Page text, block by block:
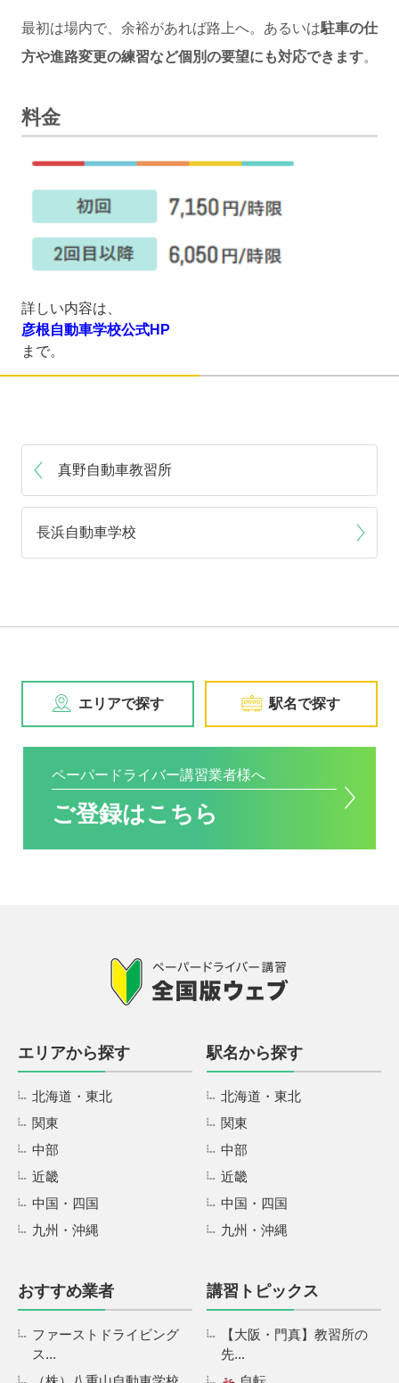
最初は場内で、余裕があれば路上へ。あるいは駐車の仕
方や進路変更の練習など個別の要望にも対応できます。
料金
詳しい内容は、
彦根自動車学校公式HP
まで。
真野自動車教習所
長浜自動車学校
エリアで探す 駅名で探す
ペーパードライバー講習業者様へ
ご登録はこちら
エリアから探す
北海道・東北
関東
中部
近畿
中国・四国
九州・沖縄
駅名から探す
北海道・東北
関東
中部
近畿
中国・四国
九州・沖縄
おすすめ業者
ファーストドライビング
ス...
講習トピックス
【大阪・門真】教習所の
先...